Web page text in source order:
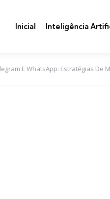
Inicial Inteligência
E WhatsApp: Estratégias De